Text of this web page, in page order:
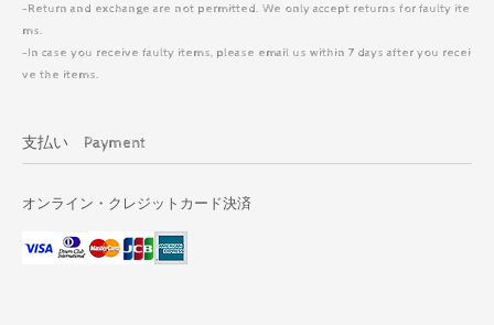
-Return and exchange are not permitted. We only accept returns for faulty ite
ms.
-In case you receive faulty items, please email us within 7 days after you recei
ve the items.
支払い Payment
オンライン・クレジットカード決済